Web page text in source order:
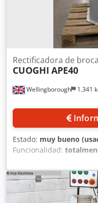
Wellingborough 1.341
Rectificadora de
CUOGHI APE40
Estado: muy bueno
Funcionalidad:
APE 40 UP
afilado: de 2 a 40 mm
(tanto para el lado
de taladro: 40°-180°